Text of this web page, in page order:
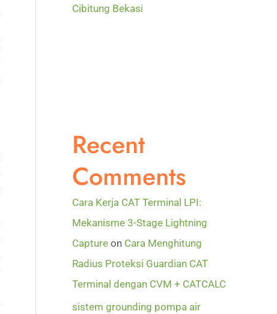
Cibitung Bekasi
Recent
Comments
Cara Kerja CAT Terminal LPI:
Mekanisme 3-Stage Lightning
Capture on Cara Menghitung
Radius Proteksi Guardian CAT
Terminal dengan CVM + CATCALC
sistem grounding pompa air